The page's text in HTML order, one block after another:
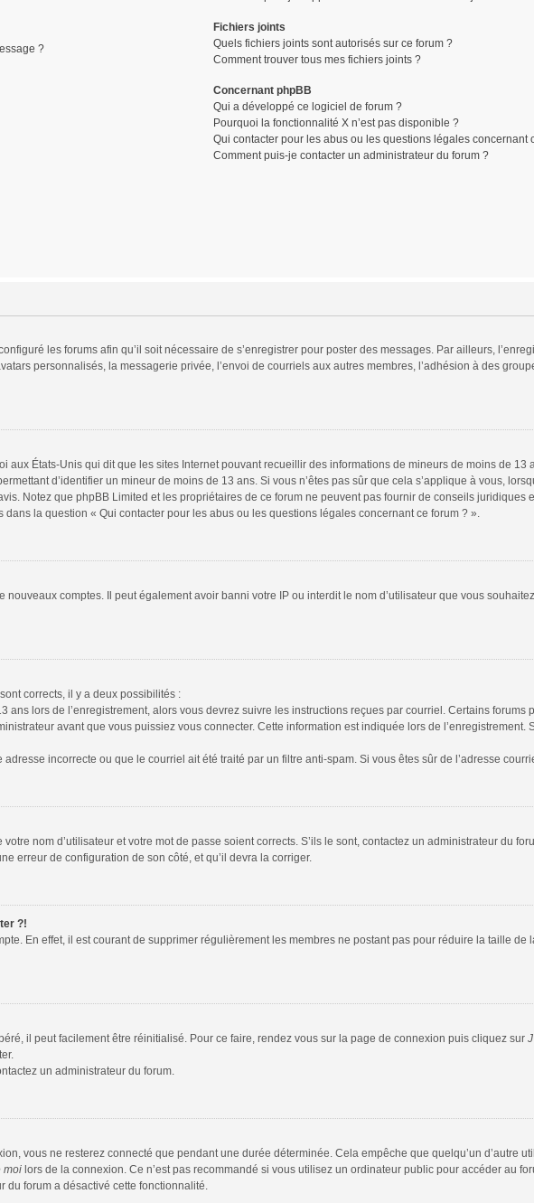
?
Fichiers joints
Quels fichiers joints sont autorisés sur ce forum ?
Comment trouver tous mes fichiers joints ?
Concernant phpBB
Qui a développé ce logiciel de forum ?
Pourquoi la fonctionnalité X n’est pas disponible ?
Qui contacter pour les abus ou les questions légales concernant
Comment puis-je contacter un administrateur du forum ?
les forums afin qu’il soit nécessaire de s’enregistrer pour poster des messages. Par ailleurs,
personnalisés, la messagerie privée, l’envoi de courriels aux autres membres, l’adhésion à des
aux États-Unis qui dit que les sites Internet pouvant recueillir des informations de mineurs de moins de 13
d’identifier un mineur de moins de 13 ans. Si vous n’êtes pas sûr que cela s’applique à vous,
Notez que phpBB Limited et les propriétaires de ce forum ne peuvent pas fournir de conseils juridiques
la question « Qui contacter pour les abus ou les questions légales concernant ce forum ? ».
nouveaux comptes. Il peut également avoir banni votre IP ou interdit le nom d’utilisateur que vous
corrects, il y a deux possibilités :
ans lors de l’enregistrement, alors vous devrez suivre les instructions reçues par courriel. Certains forums
avant que vous puissiez vous connecter. Cette information est indiquée lors de l’enregistrement.
incorrecte ou que le courriel ait été traité par un filtre anti-spam. Si vous êtes sûr de l’adresse
nom d’utilisateur et votre mot de passe soient corrects. S’ils le sont, contactez un administrateur du
erreur de configuration de son côté, et qu’il devra la corriger.
?!
En effet, il est courant de supprimer régulièrement les membres ne postant pas pour réduire la taille
il peut facilement être réinitialisé. Pour ce faire, rendez vous sur la page de connexion puis cliquez sur
un administrateur du forum.
vous ne resterez connecté que pendant une durée déterminée. Cela empêche que quelqu’un d’autre
moilors de la connexion. Ce n’est pas recommandé si vous utilisez un ordinateur public pour accéder au
du forum a désactivé cette fonctionnalité.